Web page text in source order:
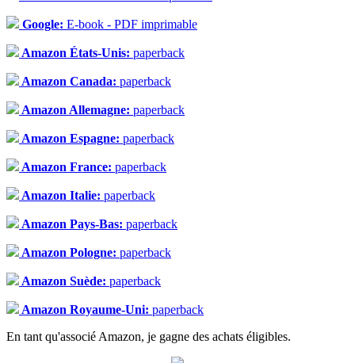
Google: E-book - PDF imprimable
Amazon États-Unis: paperback
Amazon Canada: paperback
Amazon Allemagne: paperback
Amazon Espagne: paperback
Amazon France: paperback
Amazon Italie: paperback
Amazon Pays-Bas: paperback
Amazon Pologne: paperback
Amazon Suède: paperback
Amazon Royaume-Uni: paperback
En tant qu'associé Amazon, je gagne des achats éligibles.